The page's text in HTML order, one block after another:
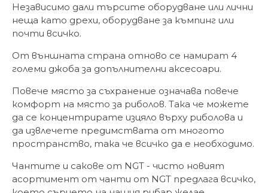
Независимо дали търсите оборудване или лични
неща като дрехи, оборудване за къмпинг или
почти всичко.
От външната страна отново се намират 4
големи джоба за допълнителни аксесоари.
Повече място за съхранение означава повече
комфорт на място за риболов. Така че можете
да се концентрирате изцяло върху риболова и
да извлечете предимствата от многото
пространство, така че всичко да е необходимо.
Чантите и сакове от NGT - чисто новият
асортимент от чанти от NGT предлага всичко,